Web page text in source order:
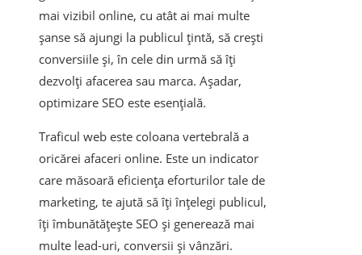
mai vizibil online, cu atât ai mai multe
șanse să ajungi la publicul țintă, să crești
conversiile și, în cele din urmă să îți
dezvolți afacerea sau marca. Așadar,
optimizare SEO este esențială.
Traficul web este coloana vertebrală a
oricărei afaceri online. Este un indicator
care măsoară eficiența eforturilor tale de
marketing, te ajută să îți înțelegi publicul,
îți îmbunătățește SEO și generează mai
multe lead-uri, conversii și vânzări.